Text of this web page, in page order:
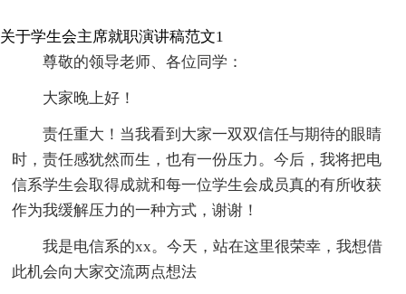
关于学生会主席就职演讲稿范文1
尊敬的领导老师、各位同学：
大家晚上好！
责任重大！当我看到大家一双双信任与期待的眼睛
时，责任感犹然而生，也有一份压力。今后，我将把电
信系学生会取得成就和每一位学生会成员真的有所收获
作为我缓解压力的一种方式，谢谢！
我是电信系的xx。今天，站在这里很荣幸，我想借
此机会向大家交流两点想法